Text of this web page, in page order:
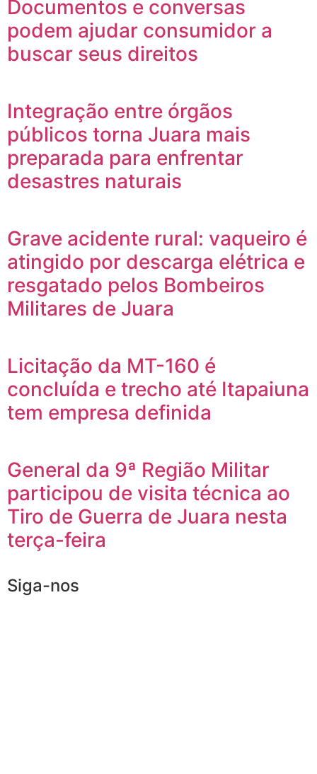
Documentos e conversas
podem ajudar consumidor a
buscar seus direitos
Integração entre órgãos
públicos torna Juara mais
preparada para enfrentar
desastres naturais
Grave acidente rural: vaqueiro é
atingido por descarga elétrica e
resgatado pelos Bombeiros
Militares de Juara
Licitação da MT-160 é
concluída e trecho até Itapaiuna
tem empresa definida
General da 9ª Região Militar
participou de visita técnica ao
Tiro de Guerra de Juara nesta
terça-feira
Siga-nos